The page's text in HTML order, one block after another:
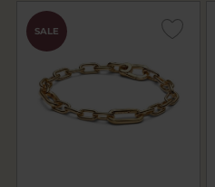
SALE